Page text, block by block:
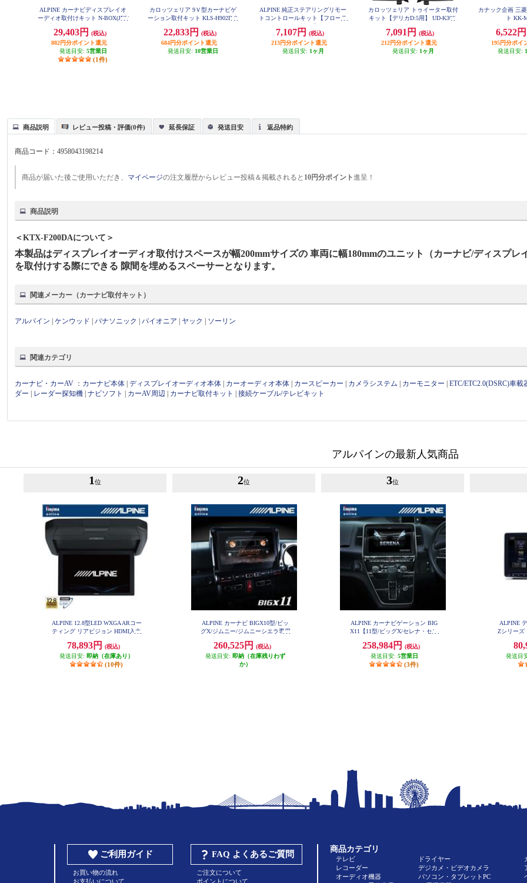
ALPINE カーナビディスプレイオ
ーディオ取付けキット N-BOX(JF5/
29,403円
(税込)
882円分ポイント還元
発送目安: 5営業日
(1件)
カロッツェリア 9Ｖ型カーナビゲ
ーション取付キット KLS-H902D-2
22,833円
(税込)
684円分ポイント還元
発送目安: 10営業日
ALPINE 純正ステアリングリモー
トコントロールキット【フローテ
R
7,107円
(税込)
213円分ポイント還元
発送目安: 1ヶ月
カロッツェリア トゥイーター取付
キット【デリカD:5用】 UD-K306
7,091円
(税込)
212円分ポイント還元
発送目安: 1ヶ月
カナック企画 三
ト KK-
6,522円
195円分ポイ
発送目安:
商品説明 レビュー投稿・評価(0件) 延長保証 発送目安 返品特約
商品コード：4958043198214
商品が届いた後ご使用いただき、 マイページの注文履歴からレビュー投稿＆掲載されると 10円分ポイント進呈！
商品説明
＜KTX-F200DAについて＞
本製品はディスプレイオーディオ取付けスペースが幅200mmサイズの 車両に幅180mmのユニット（カーナビ/ディスプレ
を取付けする際にできる 隙間を埋めるスペーサーとなります。
関連メーカー（カーナビ取付キット）
アルパイン |ケンウッド |パナソニック |パイオニア ヤック ソーリン
関連カテゴリ
カーナビ・カーAV ： カーナビ本体 |ディスプレイオーディオ本体 カーオーディオ本体 カースピーカー カメラシステム カーモニター |ETC/ETC2.0(DSRC)車載
ダー
レーダー探知機 |ナビソフト カーAV周辺 カーナビ取付キット |接続ケーブル/テレビキット
アルパインの最新人気商品
1 位
ALPINE 12.8型LED WXGA ARコー
ティング リアビジョン HDMI入力
78,893円
(税込)
発送目安: 即納（在庫あり）
(10件)
2位
ALPINE カーナビ BIGX10型/ビッ
グX/ジムニー/ジムニーシエラ専用
260,525円
(税込)
発送目安: 即納（在庫残りわず
か）
3位
ALPINE カーナビゲーション BIG
X11【11型/ビッグX/セレナ・セレ
専用】 EX11NX2-SE-27-L-AM
258,984円
(税込)
発送目安: 5営業日
(3件)
ALPINE
Zシリーズ
発送目
ご利用ガイド
お買い物の流れ
お支払いについて
FAQ よくあるご質問
ご注文について
ポイントについて
商品カテゴリ
テレビ
レコーダー
オーディオ機器
ドライヤー
デジカメ・ビデオカメラ
パソコン・タブレットPC